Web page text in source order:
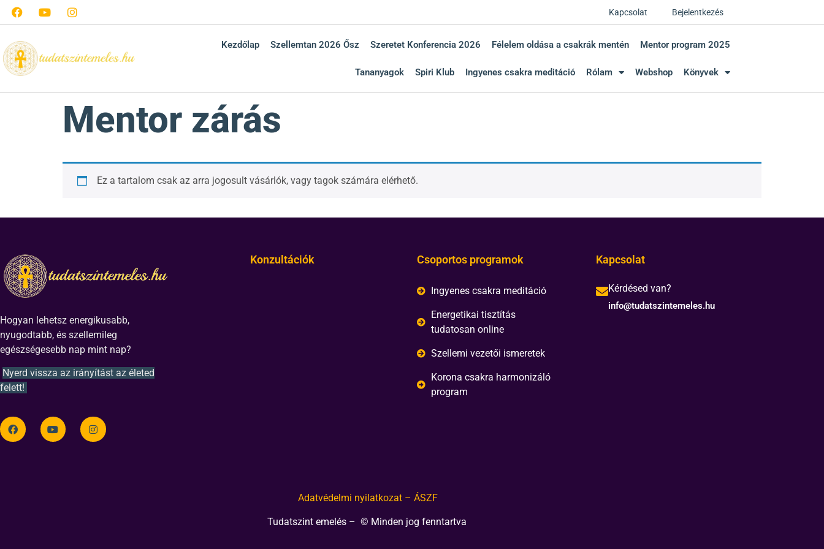
Kapcsolat Bejelentkezés
Kezdőlap Szellemtan 2026 Ősz Szeretet Konferencia 2026 Félelem oldása a csakrák mentén Mentor program 2025
Tananyagok Spiri Klub Ingyenes csakra meditáció Rólam Webshop Könyvek
Mentor zárás
Ez a tartalom csak az arra jogosult vásárlók, vagy tagok számára elérhető.
Hogyan lehetsz energikusabb,
nyugodtabb, és szellemileg
egészségesebb nap mint nap?
Nyerd vissza az irányítást az életed
felett!
Konzultációk Csoportos programok
Ingyenes csakra meditáció
Energetikai tisztítás
tudatosan online
Szellemi vezetői ismeretek
Korona csakra harmonizáló
program
Kapcsolat
Kérdésed van?
info@tudatszintemeles.hu
Adatvédelmi nyilatkozat – ÁSZF
Tudatszint emelés – © Minden jog fenntartva